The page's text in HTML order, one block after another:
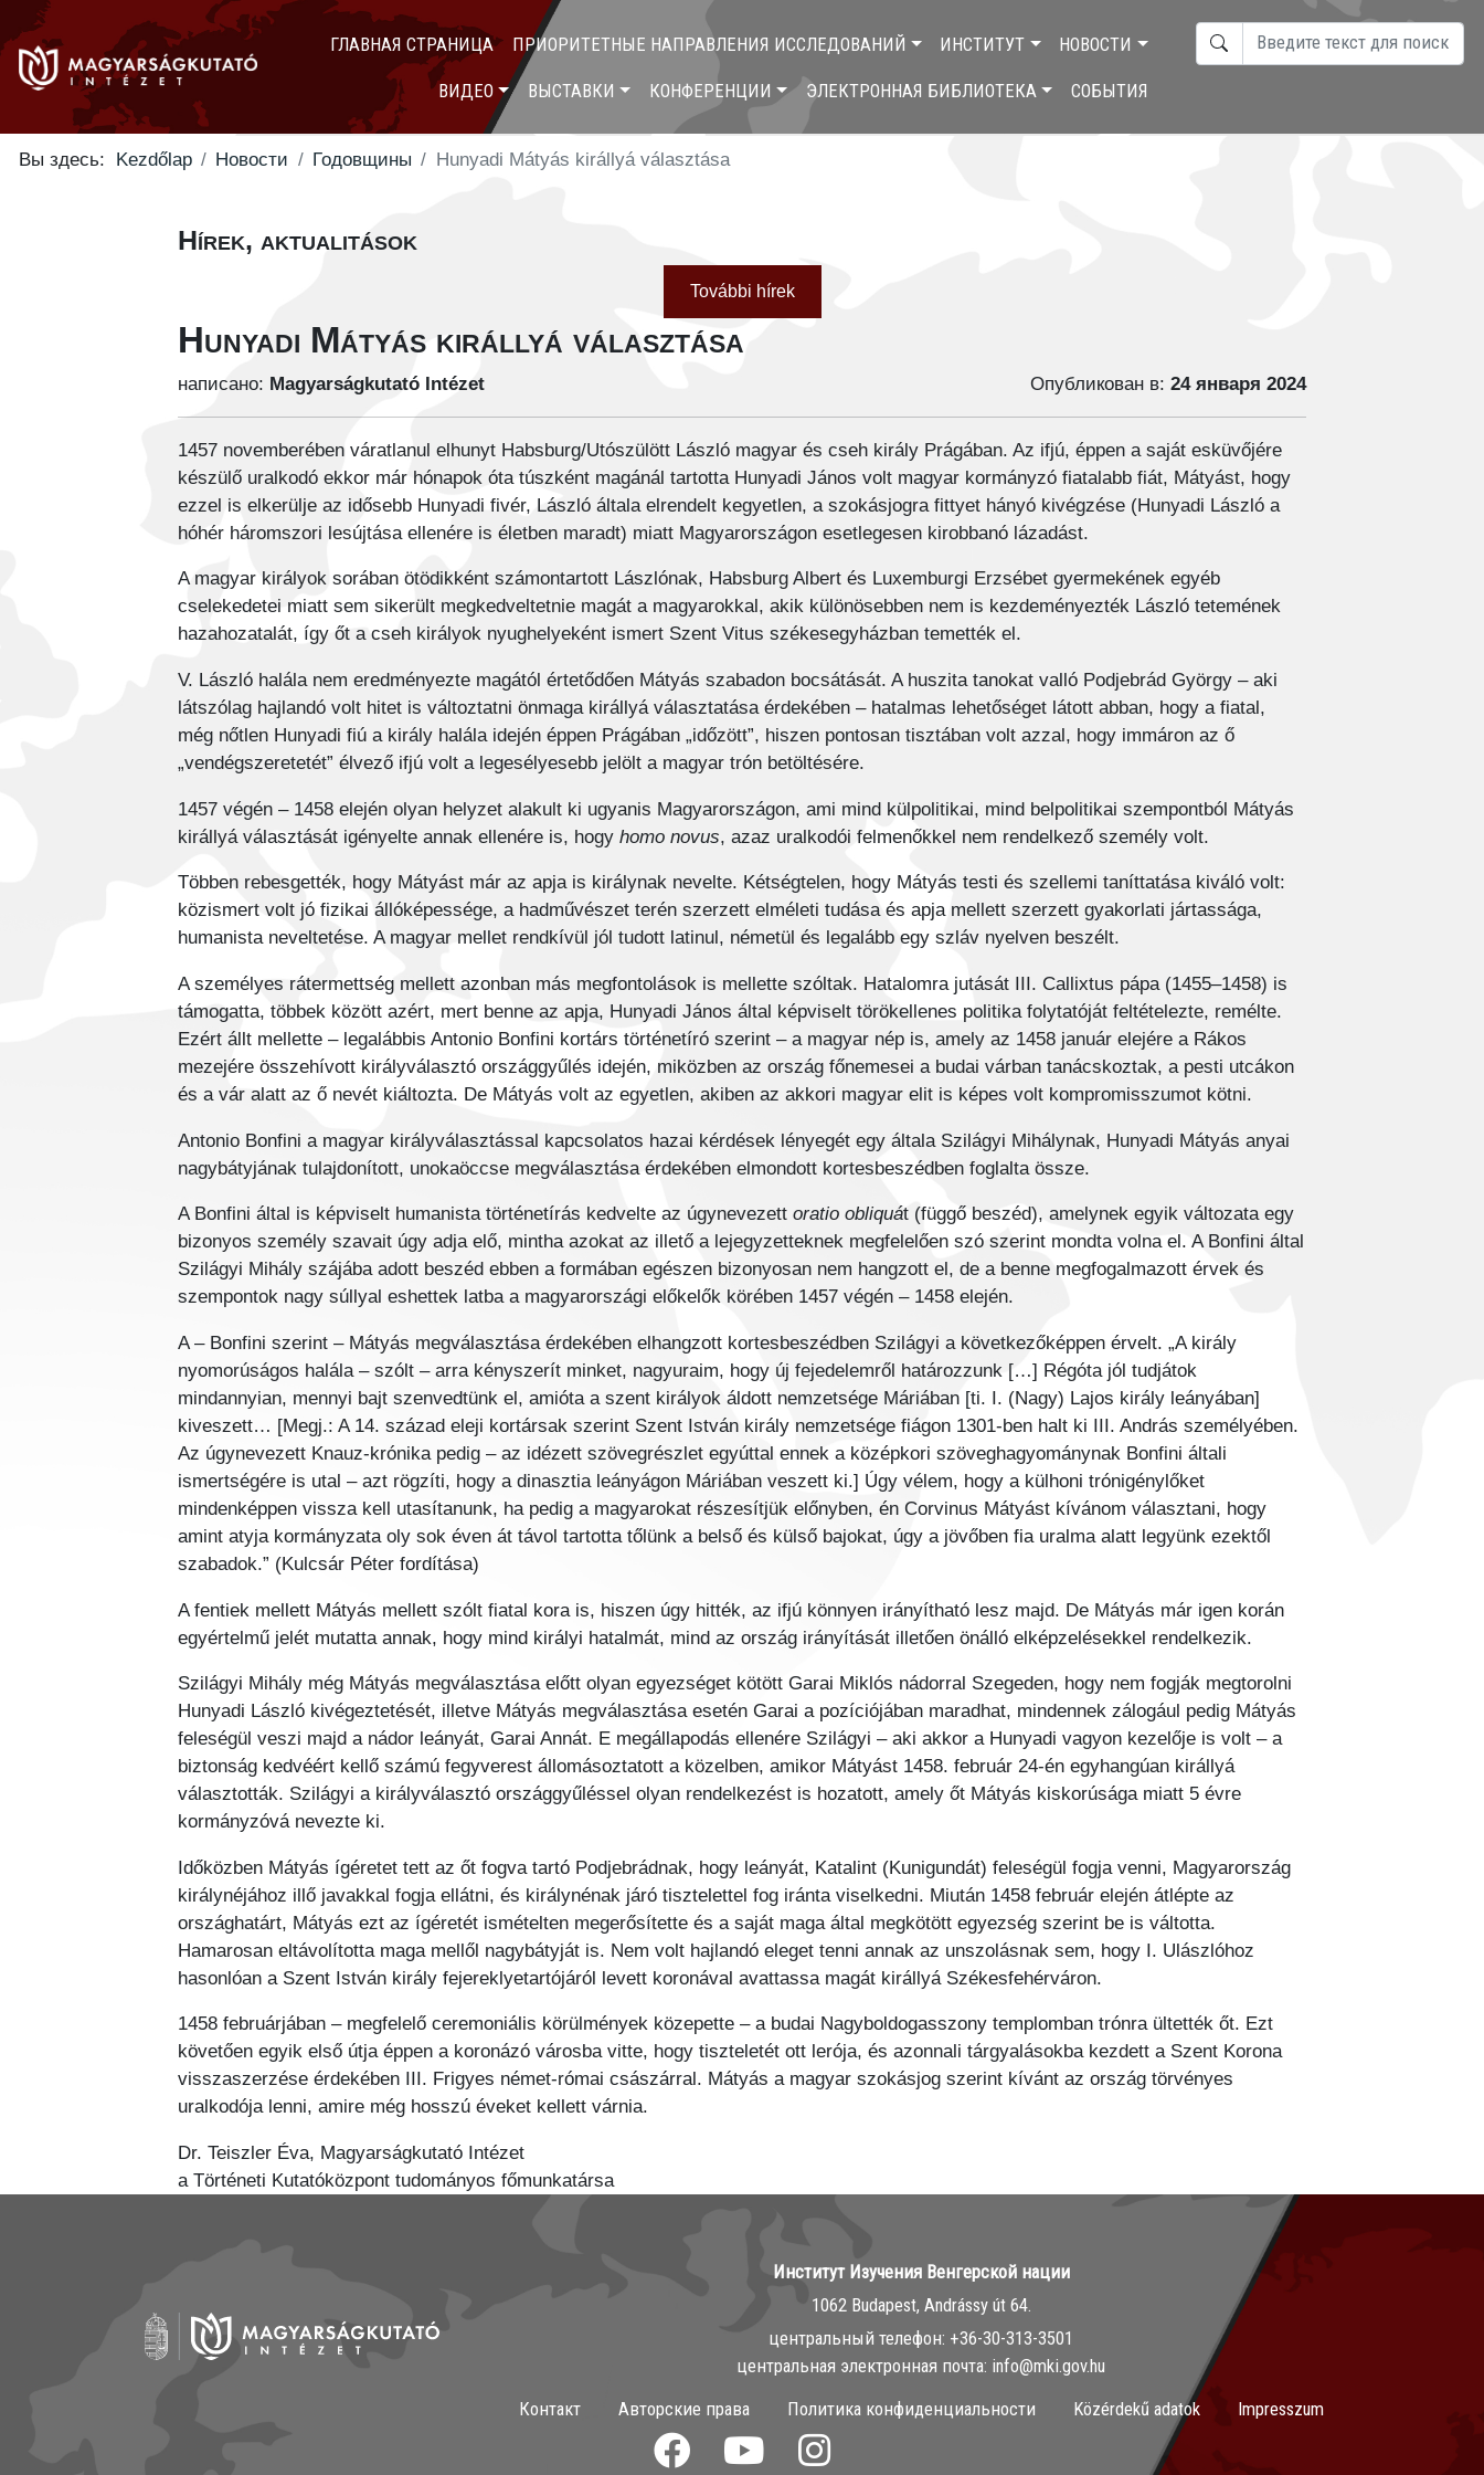
ГЛАВНАЯ СТРАНИЦА ПРИОРИТЕТНЫЕ НАПРАВЛЕНИЯ ИССЛЕДОВАНИЙ ИНСТИТУТ НОВОСТИ
ВИДЕО ВЫСТАВКИ КОНФЕРЕНЦИИ ЭЛЕКТРОННАЯ БИБЛИОТЕКА СОБЫТИЯ
ПОИСК
Вы здесь: Kezdőlap Новости Годовщины Hunyadi Mátyás királlyá választása
Hírek, aktualitások
További hírek
Hunyadi Mátyás királlyá választása
написано: Magyarságkutató Intézet Опубликован в: 24 января 2024
1457 novemberében váratlanul elhunyt Habsburg/Utószülött László magyar és cseh király Prágában. Az ifjú, éppen a saját esküvőjére
készülő uralkodó ekkor már hónapok óta túszként magánál tartotta Hunyadi János volt magyar kormányzó fiatalabb fiát, Mátyást, hogy
ezzel is elkerülje az idősebb Hunyadi fivér, László általa elrendelt kegyetlen, a szokásjogra fittyet hányó kivégzése (Hunyadi László a
hóhér háromszori lesújtása ellenére is életben maradt) miatt Magyarországon esetlegesen kirobbanó lázadást.
A magyar királyok sorában ötödikként számontartott Lászlónak, Habsburg Albert és Luxemburgi Erzsébet gyermekének egyéb
cselekedetei miatt sem sikerült megkedveltetnie magát a magyarokkal, akik különösebben nem is kezdeményezték László tetemének
hazahozatalát, így őt a cseh királyok nyughelyeként ismert Szent Vitus székesegyházban temették el.
V. László halála nem eredményezte magától értetődően Mátyás szabadon bocsátását. A huszita tanokat valló Podjebrád György – aki
látszólag hajlandó volt hitet is változtatni önmaga királlyá választatása érdekében – hatalmas lehetőséget látott abban, hogy a fiatal,
még nőtlen Hunyadi fiú a király halála idején éppen Prágában „időzött”, hiszen pontosan tisztában volt azzal, hogy immáron az ő
„vendégszeretetét” élvező ifjú volt a legesélyesebb jelölt a magyar trón betöltésére.
1457 végén – 1458 elején olyan helyzet alakult ki ugyanis Magyarországon, ami mind külpolitikai, mind belpolitikai szempontból Mátyás
királlyá választását igényelte annak ellenére is, hogyhomo novus, azaz uralkodói felmenőkkel nem rendelkező személy volt.
Többen rebesgették, hogy Mátyást már az apja is királynak nevelte. Kétségtelen, hogy Mátyás testi és szellemi taníttatása kiváló volt:
közismert volt jó fizikai állóképessége, a hadművészet terén szerzett elméleti tudása és apja mellett szerzett gyakorlati jártassága,
humanista neveltetése. A magyar mellet rendkívül jól tudott latinul, németül és legalább egy szláv nyelven beszélt.
A személyes rátermettség mellett azonban más megfontolások is mellette szóltak. Hatalomra jutását III. Callixtus pápa (1455–1458) is
támogatta, többek között azért, mert benne az apja, Hunyadi János által képviselt törökellenes politika folytatóját feltételezte, remélte.
Ezért állt mellette – legalábbis Antonio Bonfini kortárs történetíró szerint – a magyar nép is, amely az 1458 január elejére a Rákos
mezejére összehívott királyválasztó országgyűlés idején, miközben az ország főnemesei a budai várban tanácskoztak, a pesti utcákon
és a vár alatt az ő nevét kiáltozta. De Mátyás volt az egyetlen, akiben az akkori magyar elit is képes volt kompromisszumot kötni.
Antonio Bonfini a magyar királyválasztással kapcsolatos hazai kérdések lényegét egy általa Szilágyi Mihálynak, Hunyadi Mátyás anyai
nagybátyjának tulajdonított, unokaöccse megválasztása érdekében elmondott kortesbeszédben foglalta össze.
A Bonfini által is képviselt humanista történetírás kedvelte az úgynevezettoratio obliquát (függő beszéd), amelynek egyik változata egy
bizonyos személy szavait úgy adja elő, mintha azokat az illető a lejegyzetteknek megfelelően szó szerint mondta volna el. A Bonfini által
Szilágyi Mihály szájába adott beszéd ebben a formában egészen bizonyosan nem hangzott el, de a benne megfogalmazott érvek és
szempontok nagy súllyal eshettek latba a magyarországi előkelők körében 1457 végén – 1458 elején.
A – Bonfini szerint – Mátyás megválasztása érdekében elhangzott kortesbeszédben Szilágyi a következőképpen érvelt. „A király
nyomorúságos halála – szólt – arra kényszerít minket, nagyuraim, hogy új fejedelemről határozzunk […] Régóta jól tudjátok
mindannyian, mennyi bajt szenvedtünk el, amióta a szent királyok áldott nemzetsége Máriában [ti. I. (Nagy) Lajos király leányában]
kiveszett… [Megj.: A 14. század eleji kortársak szerint Szent István király nemzetsége fiágon 1301-ben halt ki III. András személyében.
Az úgynevezett Knauz-krónika pedig – az idézett szövegrészlet egyúttal ennek a középkori szöveghagyománynak Bonfini általi
ismertségére is utal – azt rögzíti, hogy a dinasztia leányágon Máriában veszett ki.] Úgy vélem, hogy a külhoni trónigénylőket
mindenképpen vissza kell utasítanunk, ha pedig a magyarokat részesítjük előnyben, én Corvinus Mátyást kívánom választani, hogy
amint atyja kormányzata oly sok éven át távol tartotta tőlünk a belső és külső bajokat, úgy a jövőben fia uralma alatt legyünk ezektől
szabadok.” (Kulcsár Péter fordítása)
A fentiek mellett Mátyás mellett szólt fiatal kora is, hiszen úgy hitték, az ifjú könnyen irányítható lesz majd. De Mátyás már igen korán
egyértelmű jelét mutatta annak, hogy mind királyi hatalmát, mind az ország irányítását illetően önálló elképzelésekkel rendelkezik.
Szilágyi Mihály még Mátyás megválasztása előtt olyan egyezséget kötött Garai Miklós nádorral Szegeden, hogy nem fogják megtorolni
Hunyadi László kivégeztetését, illetve Mátyás megválasztása esetén Garai a pozíciójában maradhat, mindennek zálogául pedig Mátyás
feleségül veszi majd a nádor leányát, Garai Annát. E megállapodás ellenére Szilágyi – aki akkor a Hunyadi vagyon kezelője is volt – a
biztonság kedvéért kellő számú fegyverest állomásoztatott a közelben, amikor Mátyást 1458. február 24-én egyhangúan királlyá
választották. Szilágyi a királyválasztó országgyűléssel olyan rendelkezést is hozatott, amely őt Mátyás kiskorúsága miatt 5 évre
kormányzóvá nevezte ki.
Időközben Mátyás ígéretet tett az őt fogva tartó Podjebrádnak, hogy leányát, Katalint (Kunigundát) feleségül fogja venni, Magyarország
királynéjához illő javakkal fogja ellátni, és királynénak járó tisztelettel fog iránta viselkedni. Miután 1458 február elején átlépte az
országhatárt, Mátyás ezt az ígéretét ismételten megerősítette és a saját maga által megkötött egyezség szerint be is váltotta.
Hamarosan eltávolította maga mellől nagybátyját is. Nem volt hajlandó eleget tenni annak az unszolásnak sem, hogy I. Ulászlóhoz
hasonlóan a Szent István király fejereklyetartójáról levett koronával avattassa magát királlyá Székesfehérváron.
1458 februárjában – megfelelő ceremoniális körülmények közepette – a budai Nagyboldogasszony templomban trónra ültették őt. Ezt
követően egyik első útja éppen a koronázó városba vitte, hogy tiszteletét ott lerója, és azonnali tárgyalásokba kezdett a Szent Korona
visszaszerzése érdekében III. Frigyes német-római császárral. Mátyás a magyar szokásjog szerint kívánt az ország törvényes
uralkodója lenni, amire még hosszú éveket kellett várnia.
Dr. Teiszler Éva, Magyarságkutató Intézet
a Történeti Kutatóközpont tudományos főmunkatársa
Институт Изучения Венгерской нации
1062 Budapest, Andrássy út 64.
центральный телефон: ‭+36-30-313-3501
центральная электронная почта: info@mki.gov.hu
Контакт Авторские права Политика конфиденциальности Közérdekű adatok Impresszum